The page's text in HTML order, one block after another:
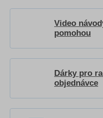
Video
pomohou
Dárky pro
objednávce